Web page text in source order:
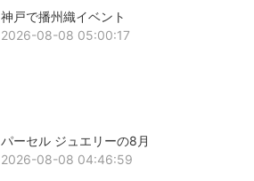
神戸で播州織イベント
2026-08-08 05:00:17
パーセル ジュエリーの8月
2026-08-08 04:46:59